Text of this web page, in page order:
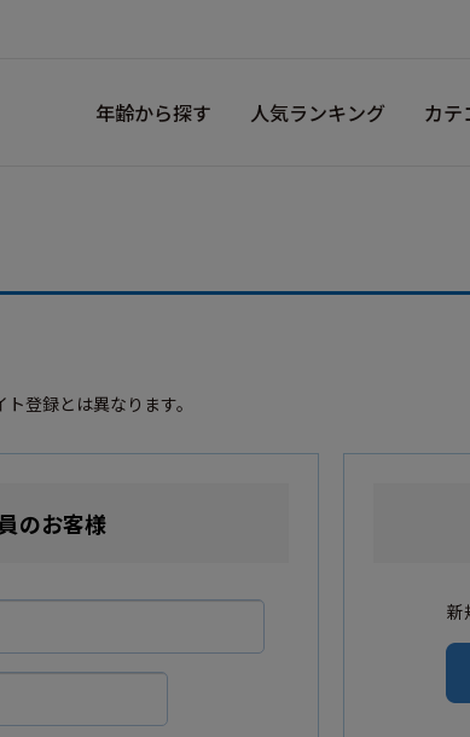
年齢から探す 人気ランキング カテ
登録とは異なります。
のお客様
新規登